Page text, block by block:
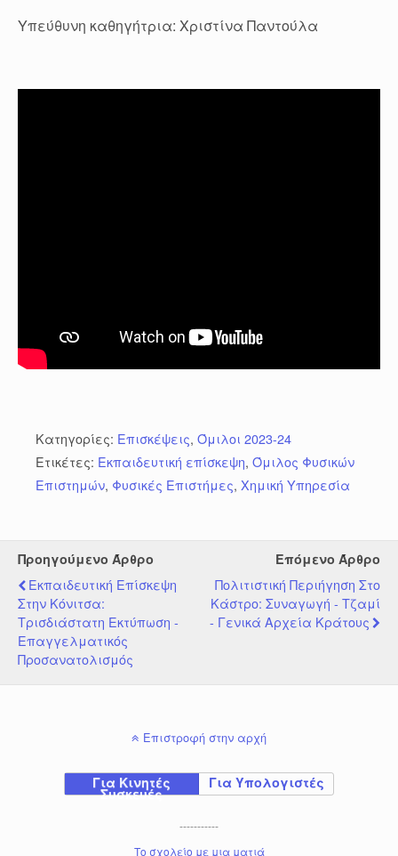
Υπεύθυνη καθηγήτρια: Χριστίνα Παντούλα
Κατηγορίες: Επισκέψεις, Όμιλοι 2023-24
Ετικέτες: Εκπαιδευτική επίσκεψη, Όμιλος Φυσικών
Επιστημών, Φυσικές Επιστήμες, Χημική Υπηρεσία
Προηγούμενο Άρθρο
Εκπαιδευτική Επίσκεψη
Στην Κόνιτσα:
Τρισδιάστατη Εκτύπωση -
Επαγγελματικός
Προσανατολισμός
Επόμενο Άρθρο
Πολιτιστική Περιήγηση Στο
Κάστρο: Συναγωγή - Τζαμί
- Γενικά Αρχεία Κράτους
Επιστροφή στην αρχή
Για Κινητές
Συσκευές
Για Υπολογιστές
-----------
Το σχολείο με μια ματιά